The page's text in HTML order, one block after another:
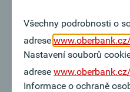
Důkladně se
svůj zájem o
dotazy týkající se
Všechny podrobnosti o
adrese
Nastavení souborů
adrese
Informace o ochraně